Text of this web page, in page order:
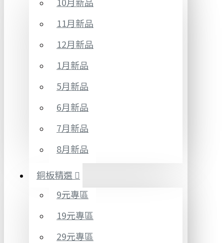
11月新品
12月新品
1月新品
5月新品
6月新品
7月新品
8月新品
銅板精選
9元專區
19元專區
29元專區